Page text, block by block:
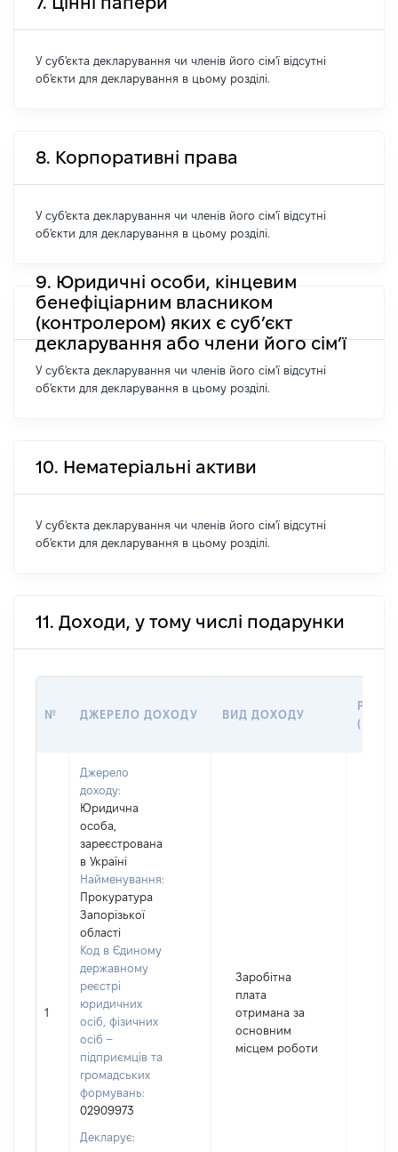
У суб'єкта декларування чи членів його сім'ї відсутні
об'єкти для декларування в цьому розділі.
8. Корпоративні права
У суб'єкта декларування чи членів його сім'ї відсутні
об'єкти для декларування в цьому розділі.
9. Юридичні особи, кінцевим
бенефіціарним власником
(контролером) яких є суб’єкт
декларування або члени його сім’ї
У суб'єкта декларування чи членів його сім'ї відсутні
об'єкти для декларування в цьому розділі.
10. Нематеріальні активи
У суб'єкта декларування чи членів його сім'ї відсутні
об'єкти для декларування в цьому розділі.
11. Доходи, у тому числі подарунки
№ ДЖЕРЕЛО ДОХОДУ ВИД ДОХОДУ
1
Джерело
доходу:
Юридична
особа,
зареєстрована
в Україні
Найменування:
Прокуратура
Запорізької
області
Код в Єдиному
державному
реєстрі
юридичних
осіб, фізичних
осіб –
підприємців та
громадських
формувань:
02909973
Декларує:
Заробітна
плата
отримана за
основним
місцем роботи